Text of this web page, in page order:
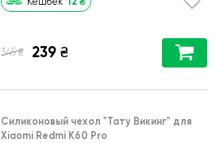
345 ₴ 239 ₴
Силиконовый чехол "Тату Викинг" для
Xiaomi Redmi K60 Pro